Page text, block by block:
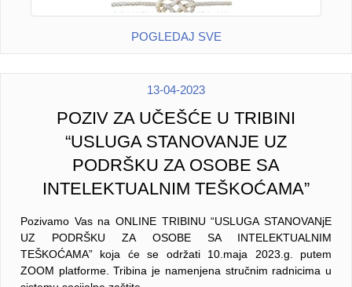
POGLEDAJ SVE
13-04-2023
POZIV ZA UČEŠĆE U TRIBINI
“USLUGA STANOVANJE UZ
PODRŠKU ZA OSOBE SA
INTELEKTUALNIM TEŠKOĆAMA”
Pozivamo Vas na ONLINE TRIBINU “USLUGA STANOVANjE
UZ PODRŠKU ZA OSOBE SA INTELEKTUALNIM
TEŠKOĆAMA” koja će se održati 10.maja 2023.g. putem
ZOOM platforme. Tribina je namenjena stručnim radnicima u